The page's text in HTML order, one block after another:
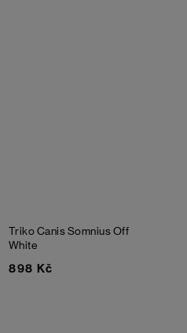
Triko Canis SomniusOff
White
898 Kč